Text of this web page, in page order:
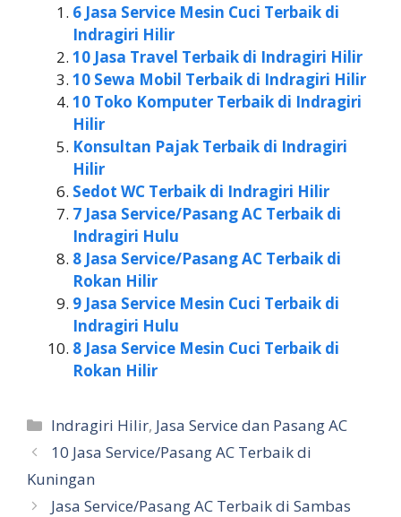
6 Jasa Service Mesin Cuci Terbaik di
Indragiri Hilir
10 Jasa Travel Terbaik di Indragiri Hilir
10 Sewa Mobil Terbaik di Indragiri Hilir
10 Toko Komputer Terbaik di Indragiri
Hilir
Konsultan Pajak Terbaik di Indragiri
Hilir
Sedot WC Terbaik di Indragiri Hilir
7 Jasa Service/Pasang AC Terbaik di
Indragiri Hulu
8 Jasa Service/Pasang AC Terbaik di
Rokan Hilir
9 Jasa Service Mesin Cuci Terbaik di
Indragiri Hulu
8 Jasa Service Mesin Cuci Terbaik di
Rokan Hilir
Kategori
Indragiri Hilir, Jasa Service dan Pasang AC
10 Jasa Service/Pasang AC Terbaik di
Kuningan
Jasa Service/Pasang AC Terbaik di Sambas